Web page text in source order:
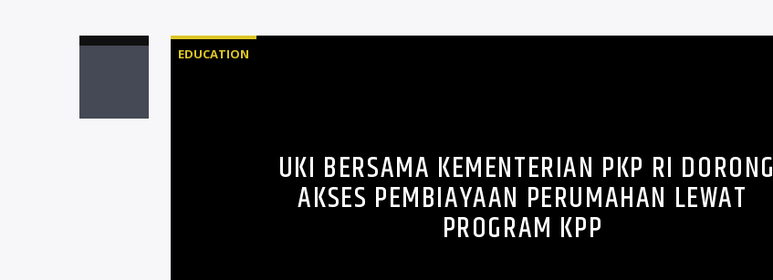
EDUCATION
UKI BERSAMA KEMENTERIAN PKP RI DORONG
AKSES PEMBIAYAAN PERUMAHAN LEWAT
PROGRAM KPP